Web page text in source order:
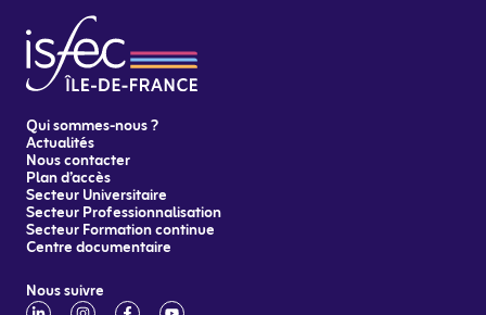
Qui sommes-nous ?
Actualités
Nous contacter
Plan d’accès
Secteur Universitaire
Secteur Professionnalisation
Secteur Formation continue
Centre documentaire
Nous suivre